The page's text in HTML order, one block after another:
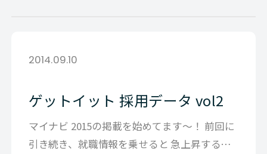
2014.09.10
ゲットイット 採用データ vol2
マイナビ 2015の掲載を始めてます～！ 前回に
引き続き、就職情報を乗せると 急上昇する検